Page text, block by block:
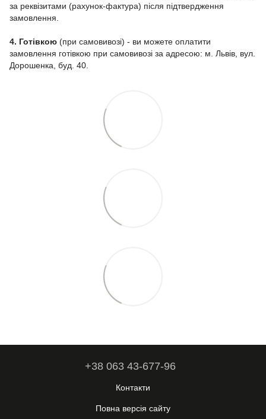
за реквізитами (рахунок-фактура) після підтвердження
замовлення.
4. Готівкою (при самовивозі) - ви можете оплатити
замовлення готівкою при самовивозі за адресою: м. Львів, вул.
Дорошенка, буд. 40.
+38 063 43-677-96
Контакти
Повна версія сайту